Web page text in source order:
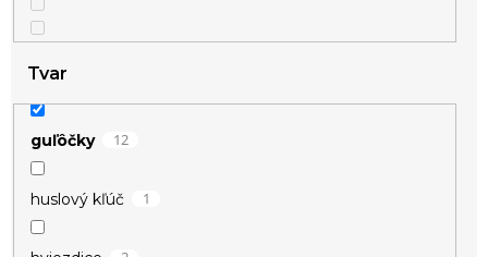
Tvar
guľôčky 12
huslový kľúč 1